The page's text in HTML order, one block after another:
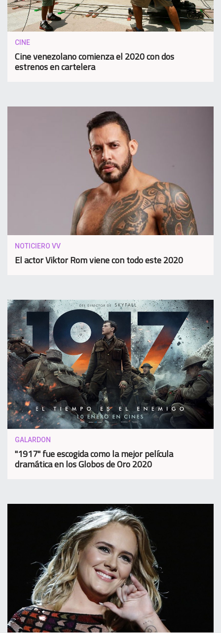
CINE
Cine venezolano comienza el 2020 con dos
estrenos en cartelera
NOTICIERO VV
El actor Viktor Rom viene con todo este 2020
GALARDON
"1917" fue escogida como la mejor película
dramática en los Globos de Oro 2020